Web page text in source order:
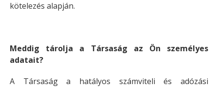
kötelezés alapján.
Meddig tárolja a Társaság az Ön személyes
adatait?
A Társaság a hatályos számviteli és adózási